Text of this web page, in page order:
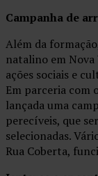
Campanha de
Além da
natalino em Nova
ações sociais e
Em parceria com
lançada uma
perecíveis, que
selecionadas.
Rua Coberta,